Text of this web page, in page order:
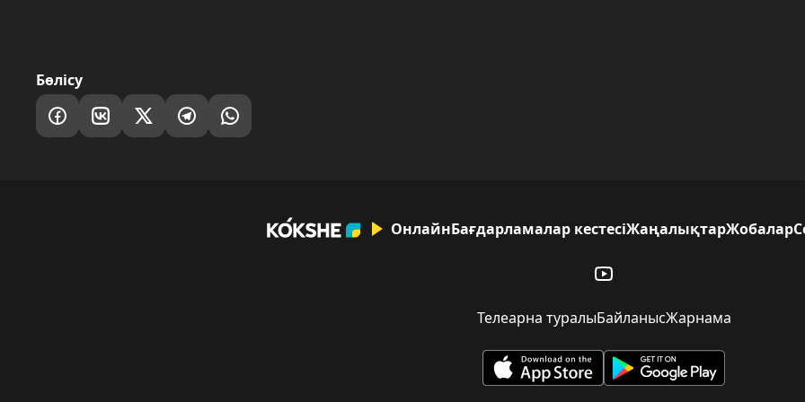
Бөлісу
ОнлайнБағдарламалар кестесіЖаңалықтарЖобалар
Телеарна туралыБайланысЖарнама